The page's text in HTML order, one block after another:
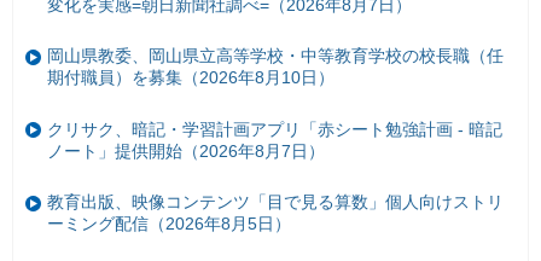
変化を実感=朝日新聞社調べ=（2026年8月7日）
岡山県教委、岡山県立高等学校・中等教育学校の校長職（任
期付職員）を募集（2026年8月10日）
クリサク、暗記・学習計画アプリ「赤シート勉強計画 - 暗記
ノート」提供開始（2026年8月7日）
教育出版、映像コンテンツ「目で見る算数」個人向けストリ
ーミング配信（2026年8月5日）